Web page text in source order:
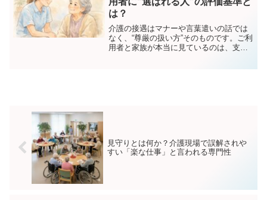
は？
介護の接遇はマナーや言葉遣いの話では
なく、“尊厳の扱い方”そのものです。ご利
用者と家族が本当に見ているのは、支配
見守りとは何か？介護現場で誤解されや
すい「楽な仕事」と言われる専門性